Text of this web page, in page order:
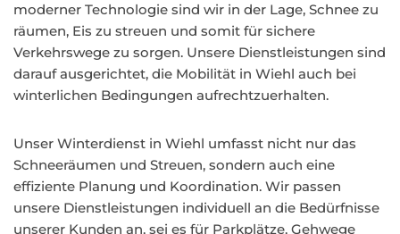
moderner Technologie sind wir in der Lage, Schnee zu
räumen, Eis zu streuen und somit für sichere
Verkehrswege zu sorgen. Unsere Dienstleistungen sind
darauf ausgerichtet, die Mobilität in Wiehl auch bei
winterlichen Bedingungen aufrechtzuerhalten.
Unser Winterdienst in Wiehl umfasst nicht nur das
Schneeräumen und Streuen, sondern auch eine
effiziente Planung und Koordination. Wir passen
unsere Dienstleistungen individuell an die Bedürfnisse
unserer Kunden an, sei es für Parkplätze, Gehwege